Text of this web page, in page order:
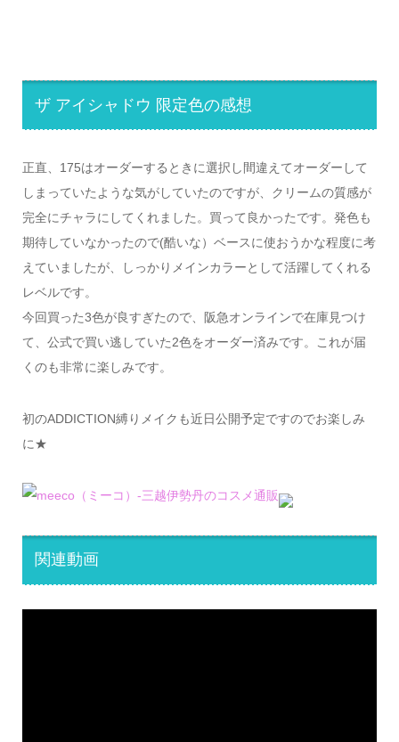
ザ アイシャドウ 限定色の感想
正直、175はオーダーするときに選択し間違えてオーダーして
しまっていたような気がしていたのですが、クリームの質感が
完全にチャラにしてくれました。買って良かったです。発色も
期待していなかったので(酷いな）ベースに使おうかな程度に考
えていましたが、しっかりメインカラーとして活躍してくれる
レベルです。
今回買った3色が良すぎたので、阪急オンラインで在庫見つけ
て、公式で買い逃していた2色をオーダー済みです。これが届
くのも非常に楽しみです。
初のADDICTION縛りメイクも近日公開予定ですのでお楽しみ
に★
関連動画